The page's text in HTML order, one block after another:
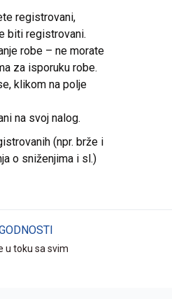
registrovani,
biti registrovani.
robe – ne morate
za isporuku robe.
klikom na polje
na svoj nalog.
(npr. brže i
o sniženjima i sl.)
u toku sa svim